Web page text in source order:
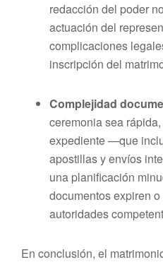
redacción del poder
actuación del
complicaciones
inscripción del
Complejidad
ceremonia sea
expediente —que
apostillas y envíos
una planificación
documentos expiren
autoridades
En conclusión, el